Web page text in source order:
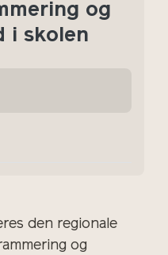
og
i skolen
den regionale
og